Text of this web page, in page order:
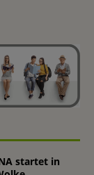
startet in